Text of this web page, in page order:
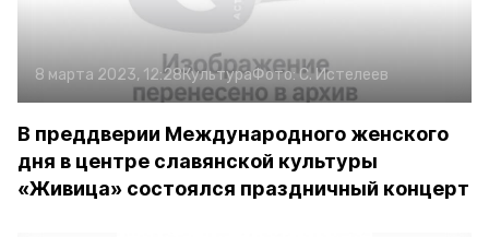
8 марта 2023, 12:28КультураФото:С. Истелеев
В преддверии Международного женского
дня в центре славянской культуры
«Живица» состоялся праздничный концерт